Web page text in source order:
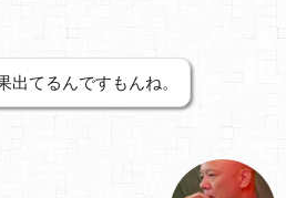
出てるんですもんね。